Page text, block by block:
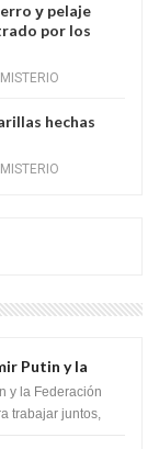
у pelaje
por los
hechas
Putin y la
un tratado
y la Federación
trabajar juntos,